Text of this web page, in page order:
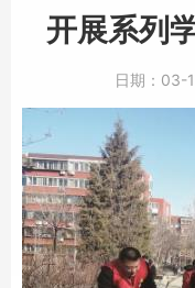
开展系列
日期： 03-